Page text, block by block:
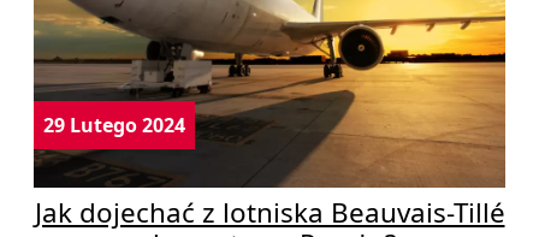
29 Lutego 2024
Jak dojechać z lotniska Beauvais-Tillé